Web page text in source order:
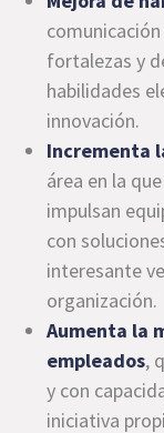
fortalezas y
habilidades
innovación.
Incrementa
área en la
impulsan
con
interesante
organización.
Aumenta la
empleados,
y con
iniciativa